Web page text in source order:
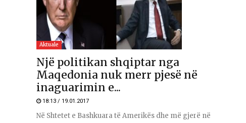
Aktuale
Një politikan shqiptar nga
Maqedonia nuk merr pjesë në
inaguarimin e...
18:13 / 19.01.2017
Në Shtetet e Bashkuara të Amerikës dhe më gjerë në